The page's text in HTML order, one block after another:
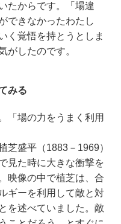
たからです。「場違
できなかったわたし
く覚悟を持とうとしま
がしたのです。
みる
「場の力をうまく利用
盛平（1883－1969）
見た時に大きな衝撃を
映像の中で植芝は、合
ギーを利用して敵と対
を述べていました。敵